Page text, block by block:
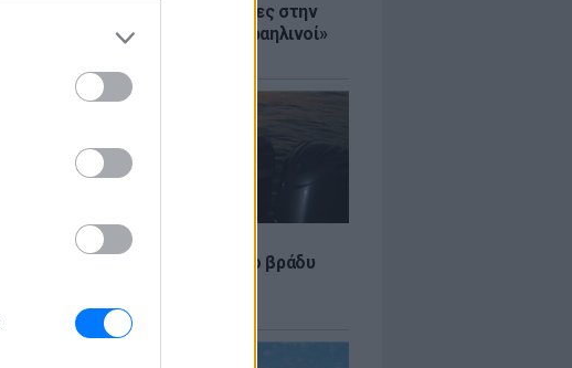
Ισραηλινό ΥΠΕΞ προς τουρίστες στην
Ελλάδα: «Κρύψτε ότι είστε Ισραηλινοί»
LIFESTYLE
Ιωάννα Τούνη: «Έβγαλα όλο το βράδυ
αντιβιώσεις»